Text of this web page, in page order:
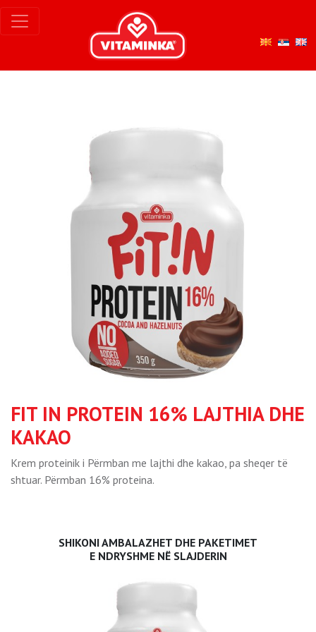
FIT IN PROTEIN 16% LAJTHIA DHE
KAKAO
Krem proteinik i Përmban me lajthi dhe kakao, pa sheqer të
shtuar. Përmban 16% proteina.
SHIKONI AMBALAZHET DHE PAKETIMET
E NDRYSHME NË SLAJDERIN